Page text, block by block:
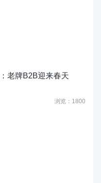
老牌B2B迎来春天
浏览：1800